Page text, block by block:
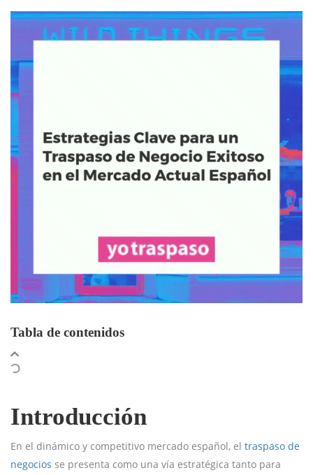
Tabla de contenidos
Introducción
En el dinámico y competitivo mercado español, el traspaso de
negocios se presenta como una vía estratégica tanto para